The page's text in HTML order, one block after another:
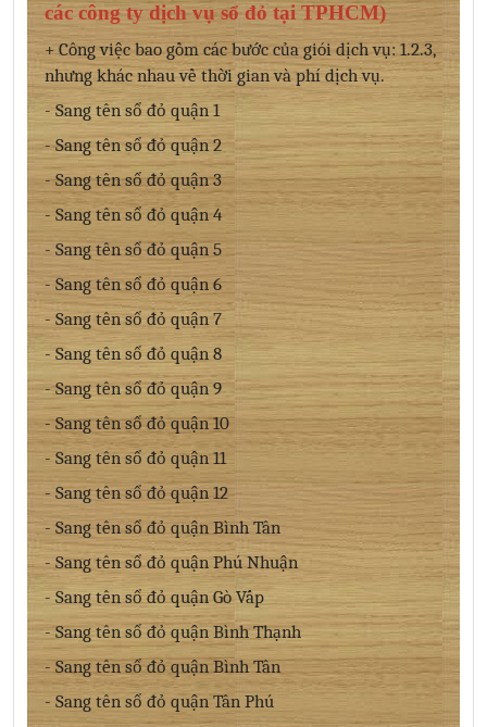
các công ty dịch vụ sổ đỏ tại TPHCM)
+ Công việc bao gồm các bước của giói dịch vụ: 1.2.3,
nhưng khác nhau về thời gian và phí dịch vụ.
- Sang tên sổ đỏ quận 1
- Sang tên sổ đỏ quận 2
- Sang tên sổ đỏ quận 3
- Sang tên sổ đỏ quận 4
- Sang tên sổ đỏ quận 5
- Sang tên sổ đỏ quận 6
- Sang tên sổ đỏ quận 7
- Sang tên sổ đỏ quận 8
- Sang tên sổ đỏ quận 9
- Sang tên sổ đỏ quận 10
- Sang tên sổ đỏ quận 11
- Sang tên sổ đỏ quận 12
- Sang tên sổ đỏ quận Bình Tân
- Sang tên sổ đỏ quận Phú Nhuận
- Sang tên sổ đỏ quận Gò Vấp
- Sang tên sổ đỏ quận Bình Thạnh
- Sang tên sổ đỏ quận Bình Tân
- Sang tên sổ đỏ quận Tân Phú